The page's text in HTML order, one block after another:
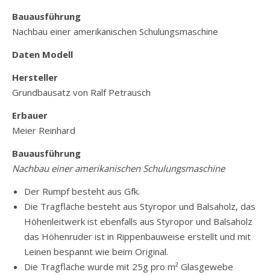
Bauausführung
Nachbau einer amerikanischen Schulungsmaschine
Daten Modell
Hersteller
Grundbausatz von Ralf Petrausch
Erbauer
Meier Reinhard
Bauausführung
Nachbau einer amerikanischen Schulungsmaschine
Der Rumpf besteht aus Gfk.
Die Tragfläche besteht aus Styropor und Balsaholz, das
Höhenleitwerk ist ebenfalls aus Styropor und Balsaholz
das Höhenruder ist in Rippenbauweise erstellt und mit
Leinen bespannt wie beim Original.
Die Tragfläche wurde mit 25g pro m² Glasgewebe